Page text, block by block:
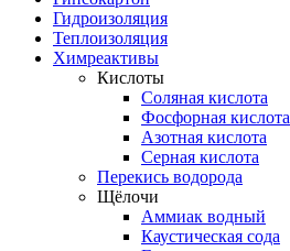
Гидроизоляция
Теплоизоляция
Химреактивы
Кислоты
Соляная кислота
Фосфорная кислота
Азотная кислота
Серная кислота
Перекись водорода
Щёлочи
Аммиак водный
Каустическая сода